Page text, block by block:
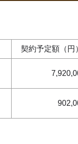
契約予定額（円）